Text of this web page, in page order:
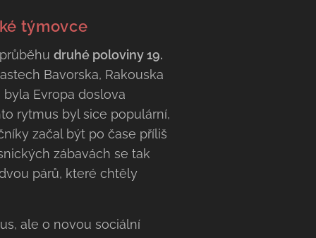
týmovce
druhé poloviny 19.
Bavorska, Rakouska
byla Evropa doslova
rytmus byl sice populární,
začal být po čase příliš
zábavách se tak
párů, které chtěly
ale o novou sociální